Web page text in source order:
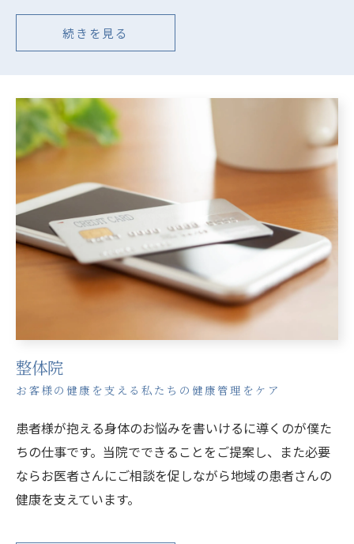
続きを見る
整体院
お客様の健康を支える私たちの健康管理をケア
患者様が抱える身体のお悩みを書いけるに導くのが僕た
ちの仕事です。当院でできることをご提案し、また必要
ならお医者さんにご相談を促しながら地域の患者さんの
健康を支えています。